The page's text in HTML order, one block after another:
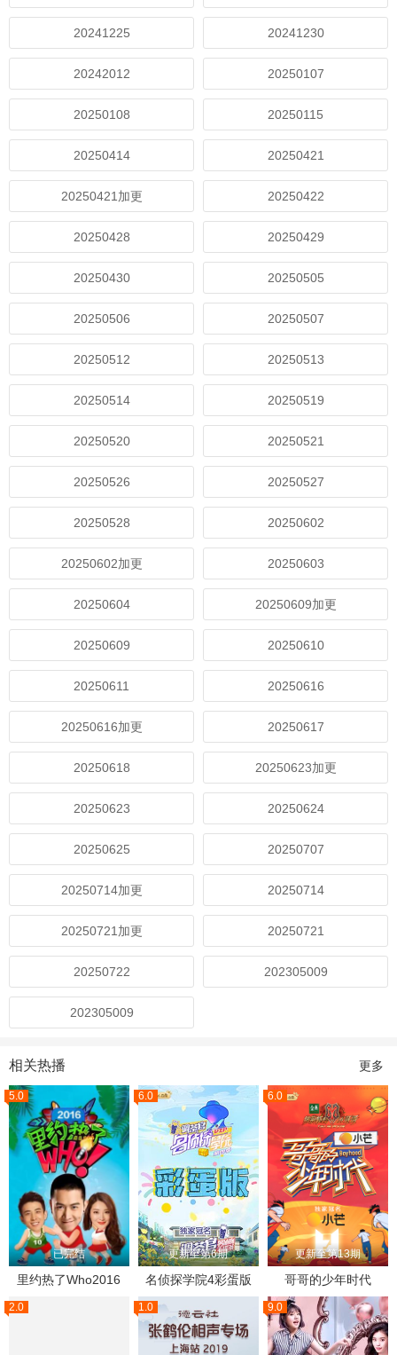
20241225 20241230
20242012 20250107
20250108 20250115
20250414 20250421
20250421加更 20250422
20250428 20250429
20250430 20250505
20250506 20250507
20250512 20250513
20250514 20250519
20250520 20250521
20250526 20250527
20250528 20250602
20250602加更 20250603
20250604 20250609加更
20250609 20250610
20250611 20250616
20250616加更 20250617
20250618 20250623加更
20250623 20250624
20250625 20250707
20250714加更 20250714
20250721加更 20250721
20250722 202305009
202305009
相关热播 更多
5.0
已完结
里约热了Who2016
6.0
更新至第6期
名侦探学院4彩蛋版
6.0
更新至第13期
哥哥的少年时代
2.0 1.0 9.0